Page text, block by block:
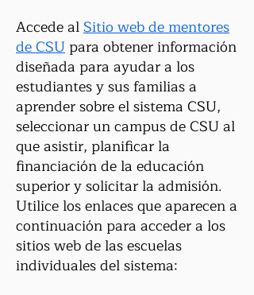
Accede alSitio web de mentores
de CSU para obtener información
diseñada para ayudar a los
estudiantes y sus familias a
aprender sobre el sistema CSU,
seleccionar un campus de CSU al
que asistir, planificar la
financiación de la educación
superior y solicitar la admisión.
Utilice los enlaces que aparecen a
continuación para acceder a los
sitios web de las escuelas
individuales del sistema: